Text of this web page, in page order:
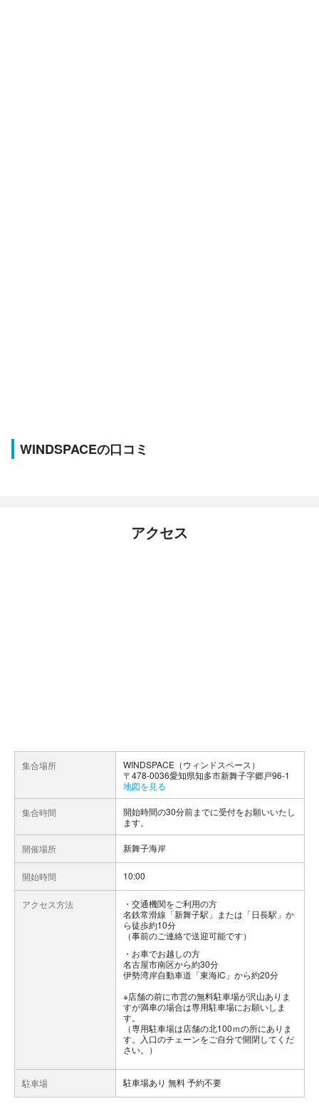
WINDSPACEの口コミ
アクセス
集合場所
WINDSPACE（ウィンドスペース）
〒478-0036愛知県知多市新舞子字郷戸96-1
地図を見る
集合時間
開始時間の30分前までに受付をお願いいたし
ます。
開催場所 新舞子海岸
開始時間 10:00
アクセス方法
交通機関をご利用の方
名鉄常滑線「新舞子駅」または「日長駅」か
ら徒歩約10分
（事前のご連絡で送迎可能です）
お車でお越しの方
名古屋市南区から約30分
伊勢湾岸自動車道「東海IC」から約20分
※店舗の前に市営の無料駐車場が沢山ありま
すが満車の場合は専用駐車場にお願いしま
す。
（専用駐車場は店舗の北100ｍの所にありま
す。入口のチェーンをご自分で開閉してくだ
さい。）
駐車場 駐車場あり 無料 予約不要